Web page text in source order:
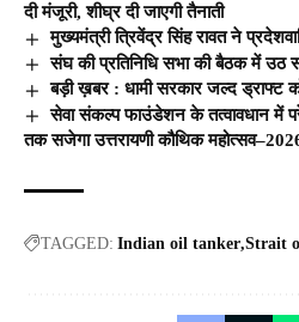
दी मंजूरी, शीघ्र दी जाएगी तैनाती
मुख्यमंत्री त्रिवेंद्र सिंह रावत ने
संघ की प्रतिनिधि सभा की बैठक में उठ
बड़ी ख़बर : धामी सरकार जल्द ड्राफ्ट
सेवा संकल्प फाउंडेशन के तत्वावधान में
तक सजेगा उत्तरायणी कौथिक
TAGGED: Indian oil tanker Strait